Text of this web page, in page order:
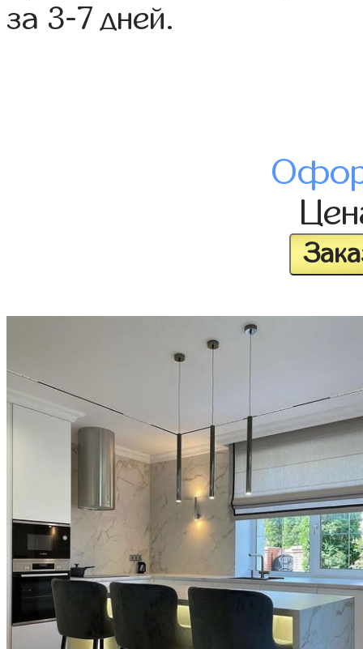
за 3-7 дней.